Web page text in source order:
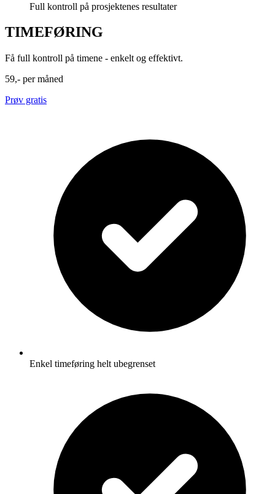
Full kontroll på prosjektenes resultater
TIMEFØRING
Få full kontroll på timene - enkelt og effektivt.
59,- per måned
Prøv gratis
Enkel timeføring helt ubegrenset